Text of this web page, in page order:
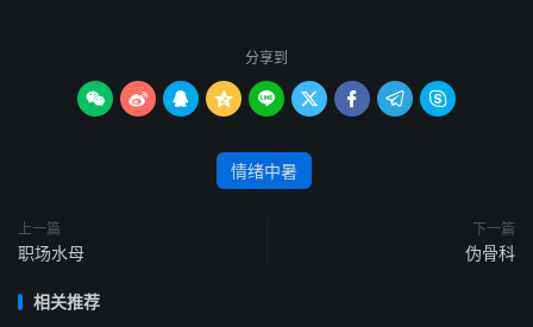
分享到
        
情绪中暑
上一篇
职场水母
下一篇
伪骨科
相关推荐